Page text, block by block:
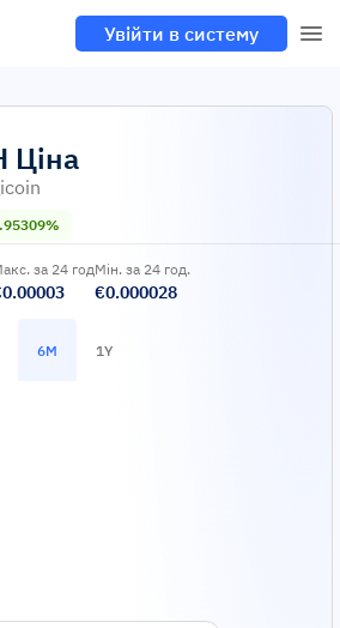
Увійти в систему
Ціна
за 24 годМін. за 24 год.
€0.000028
6M 1Y